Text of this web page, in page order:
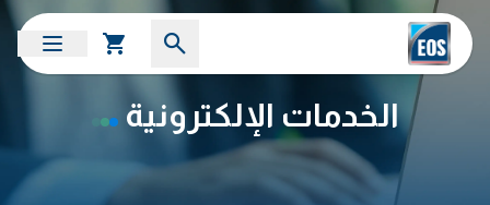
الخدمات الإلكترونية